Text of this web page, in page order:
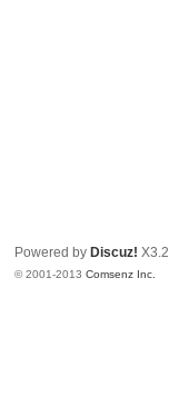
Powered by Discuz! X3.2
© 2001-2013Comsenz Inc.